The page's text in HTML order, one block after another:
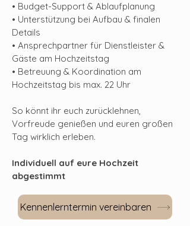
• Budget-Support & Ablaufplanung​
• Unterstützung bei Aufbau & finalen
Details
• Ansprechpartner für Dienstleister &
Gäste am Hochzeitstag
• Betreuung & Koordination am
Hochzeitstag bis max. 22 Uhr
So könnt ihr euch zurücklehnen,
Vorfreude genießen und euren großen
Tag wirklich erleben.
Individuell auf eure Hochzeit
abgestimmt
Kennenlerntermin vereinbaren